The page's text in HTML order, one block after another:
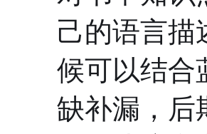
己的语言描
候可以结合
缺补漏，后